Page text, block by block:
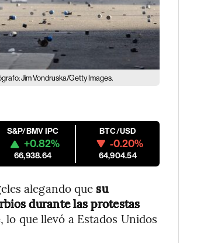
Jim Vondruska/Getty Images.
S&P/BMV IPC
+0.82%
66,938.64
BTC/USD
-0.20%
64,904.54
alegando que su
durante las protestas
que llevó a Estados Unidos